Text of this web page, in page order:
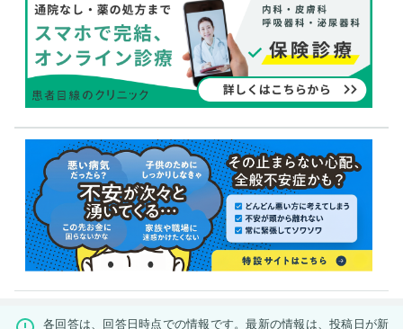
各回答は、回答日時点での情報です。最新の情報は、投稿日が新